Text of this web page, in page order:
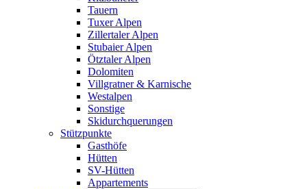
Tauern
Tuxer Alpen
Zillertaler Alpen
Stubaier Alpen
Ötztaler Alpen
Dolomiten
Villgratner & Karnische
Westalpen
Sonstige
Skidurchquerungen
Stützpunkte
Gasthöfe
Hütten
SV-Hütten
Appartements